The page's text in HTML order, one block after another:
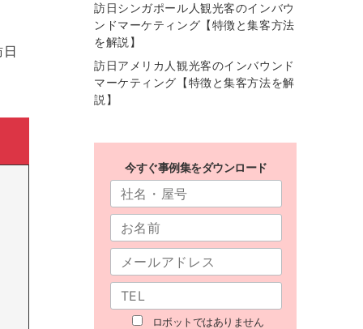
訪日シンガポール人観光客のインバウ
ンドマーケティング【特徴と集客方法
を解説】
訪日アメリカ人観光客のインバウンド
マーケティング【特徴と集客方法を解
説】
今すぐ事例集をダウンロード
ロボットではありません